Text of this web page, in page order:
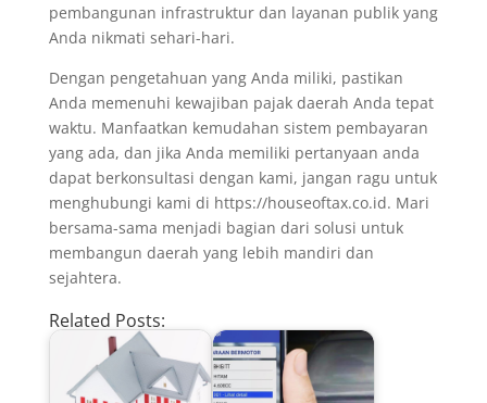
pembangunan infrastruktur dan layanan publik yang
Anda nikmati sehari-hari.
Dengan pengetahuan yang Anda miliki, pastikan
Anda memenuhi kewajiban pajak daerah Anda tepat
waktu. Manfaatkan kemudahan sistem pembayaran
yang ada, dan jika Anda memiliki pertanyaan anda
dapat berkonsultasi dengan kami, jangan ragu untuk
menghubungi kami di https://houseoftax.co.id. Mari
bersama-sama menjadi bagian dari solusi untuk
membangun daerah yang lebih mandiri dan
sejahtera.
Related Posts: